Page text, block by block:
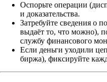
Оспорьте операции
и доказательства.
Затребуйте сведения о
выдаёт то, что можно),
службу финансового
Если деньги уходили
биржа), фиксируйте